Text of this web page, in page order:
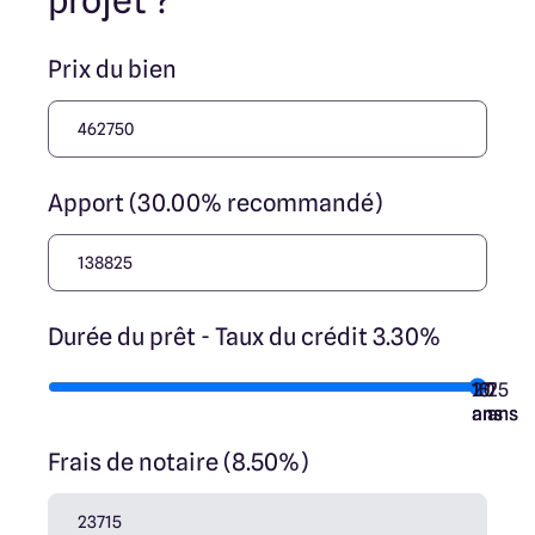
jouent un rôle d’intermédiation ou de négociation sur la
nos partenaires fonciers.
Prix du bien
Apport (30.00% recommandé)
Durée du prêt - Taux du crédit 3.30%
7
ans
10
ans
15
ans
20
ans
25
ans
Frais de notaire (8.50%)